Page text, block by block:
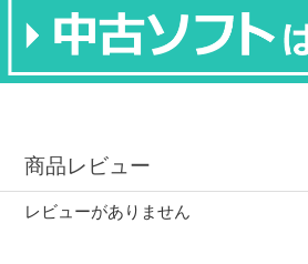
商品レビュー
レビューがありません